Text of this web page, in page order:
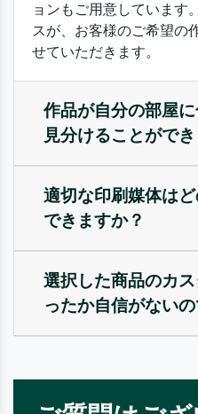
ョンもご用意しています
スが、お客様のご希望の
せていただきます。
作品が自分の部屋
見分けることがで
適切な印刷媒体は
できますか？
選択した商品のカ
ったか自信がないの